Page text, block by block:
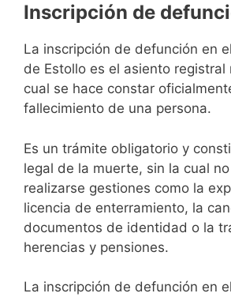
Inscripción de
La inscripción de defunción en
de Estollo es el asiento registral
cual se hace constar
fallecimiento de una persona.
Es un trámite obligatorio y
legal de la muerte, sin la cual
realizarse gestiones como la
licencia de enterramiento, la
documentos de identidad o la
herencias y pensiones.
La inscripción de defunción en